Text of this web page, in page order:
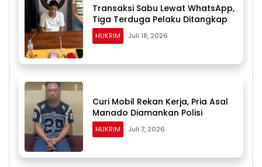
Transaksi Sabu Lewat WhatsApp,
Tiga Terduga Pelaku Ditangkap
HUKRIM Juli 18, 2026
Curi Mobil Rekan Kerja, Pria Asal
Manado Diamankan Polisi
HUKRIM Juli 7, 2026